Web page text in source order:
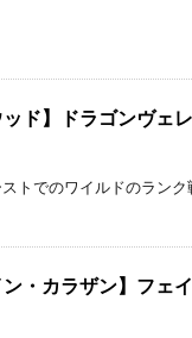
ド】ドラゴンヴェ
トでのワイルドのランク
・カラザン】フェ